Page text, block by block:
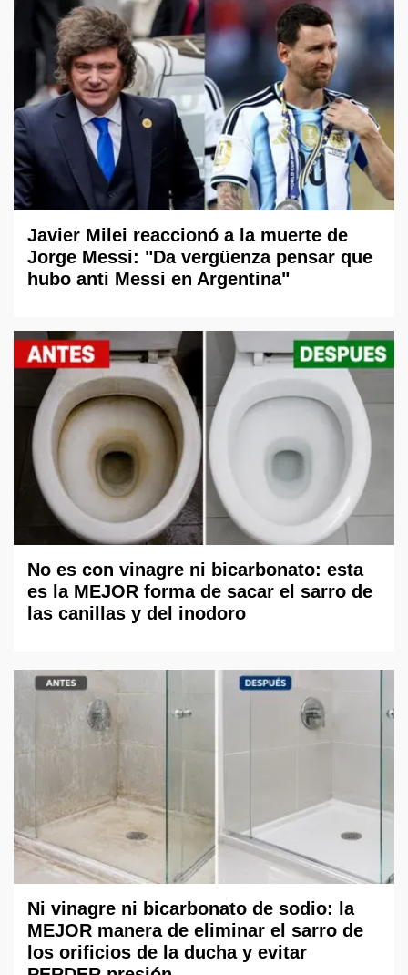
Javier Milei reaccionó a la muerte de
Jorge Messi: "Da vergüenza pensar que
hubo anti Messi en Argentina"
No es con vinagre ni bicarbonato: esta
es la MEJOR forma de sacar el sarro de
las canillas y del inodoro
Ni vinagre ni bicarbonato de sodio: la
MEJOR manera de eliminar el sarro de
los orificios de la ducha y evitar